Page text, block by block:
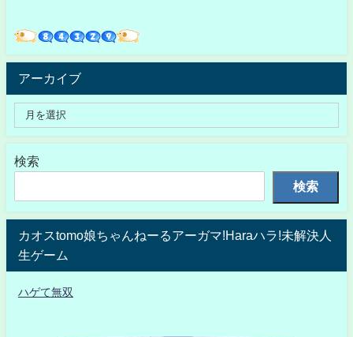
アーカイブ
検索
検索
カオスtomo娘ちゃんねーるアーガマ!Haraハラ!未解決人
生ゲーム
ハゲて無双